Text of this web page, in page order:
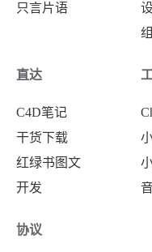
只言片语
直达
C4D笔记
干货下载
红绿书图文
开发
协议